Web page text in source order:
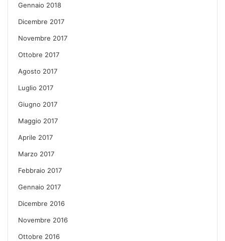
Gennaio 2018
Dicembre 2017
Novembre 2017
Ottobre 2017
Agosto 2017
Luglio 2017
Giugno 2017
Maggio 2017
Aprile 2017
Marzo 2017
Febbraio 2017
Gennaio 2017
Dicembre 2016
Novembre 2016
Ottobre 2016